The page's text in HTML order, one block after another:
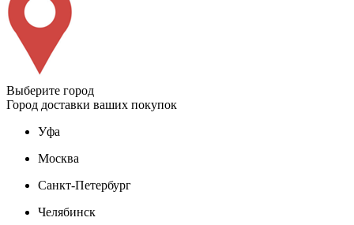
Выберите город
Город доставки ваших покупок
Уфа
Москва
Санкт-Петербург
Челябинск